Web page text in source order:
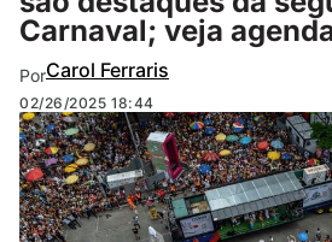
Carnaval; veja
PorCarol Ferraris
02/26/2025 18:44